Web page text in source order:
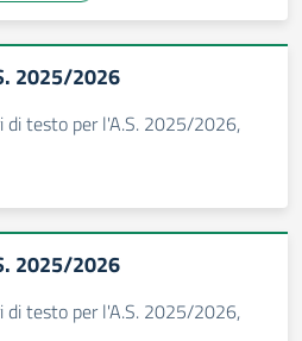
2025/2026
di testo per l'A.S. 2025/2026,
2025/2026
di testo per l'A.S. 2025/2026,